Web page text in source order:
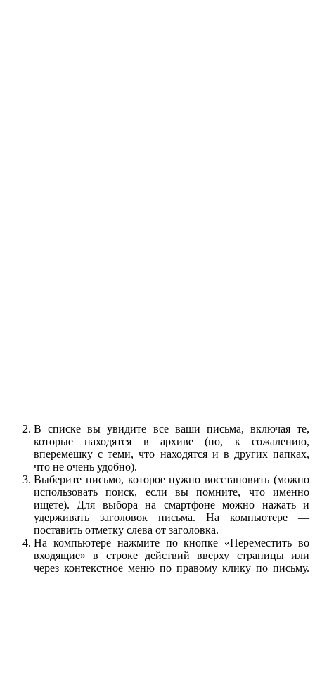
В списке вы увидите все ваши письма, включая те,
которые находятся в архиве (но, к сожалению,
вперемешку с теми, что находятся и в других папках,
что не очень удобно).
Выберите письмо, которое нужно восстановить (можно
использовать поиск, если вы помните, что именно
ищете). Для выбора на смартфоне можно нажать и
удерживать заголовок письма. На компьютере —
поставить отметку слева от заголовка.
На компьютере нажмите по кнопке «Переместить во
входящие» в строке действий вверху страницы или
через контекстное меню по правому клику по письму.